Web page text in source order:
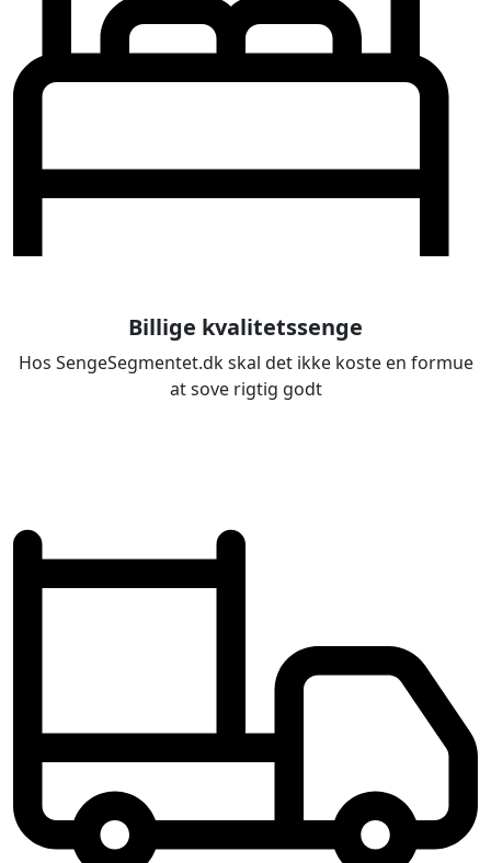
Billige kvalitetssenge
Hos SengeSegmentet.dk skal det ikke koste en formue
at sove rigtig godt